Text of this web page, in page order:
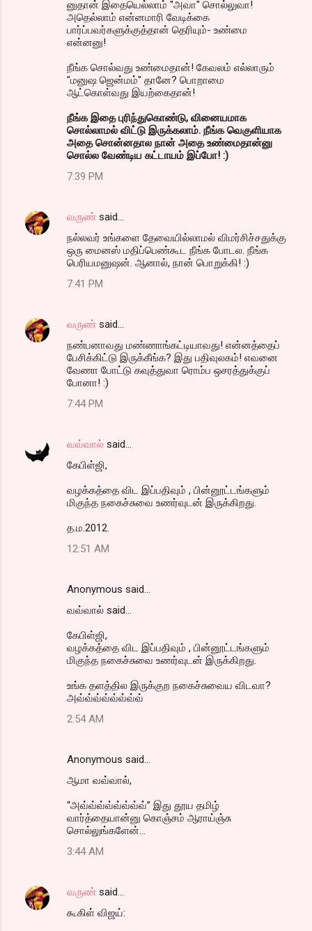
னுதான் இதையெல்லாம் "அவா" சொல்லுவா!
அதெல்லாம் என்னமாரி வேடிக்கை
பார்ப்பவர்களுக்குத்தான் தெரியும்- உண்மை
என்னனு!
நீங்க சொல்வது உண்மைதான்! கேவலம் எல்லாரும்
"மனுஷ ஜென்மம்" தானே? பொறாமை
ஆட்கொள்வது இயற்கைதான்!
நீங்க இதை புரிந்துகொண்டு, வினையமாக
சொல்லாமல் விட்டு இருக்கலாம். நீங்க வெகுளியாக
அதை சொன்னதால நான் அதை உண்மைதான்னு
சொல்ல வேண்டிய கட்டாயம் இப்போ! :)
7:39 PM
வருண் said…
நல்லவர் உங்களை தேவையில்லாமல் விமர்சிச்சதுக்கு
ஒரு மைனஸ் மதிப்பெண்கூட நீங்க போடல. நீங்க
பெரியமனுஷன். ஆனால், நான் பொறுக்கி! :)
7:41 PM
வருண் said…
நண்பனாவது மண்ணாங்கட்டியாவது! என்னத்தைப்
பேசிக்கிட்டு இருக்கீங்க? இது பதிவுலகம்! எவனை
வேணா போட்டு கவுத்துவா ரொம்ப ஒசரத்துக்குப்
போனா! :)
7:44 PM
வவ்வால் said…
கேபிள்ஜி,
வழக்கத்தை விட இப்பதிவும் , பின்னூட்டங்களும்
மிகுந்த நகைச்சுவை உணர்வுடன் இருக்கிறது.
த.ம.2012.
12:51 AM
Anonymous said…
வவ்வால் said...
கேபிள்ஜி,
வழக்கத்தை விட இப்பதிவும் , பின்னூட்டங்களும்
மிகுந்த நகைச்சுவை உணர்வுடன் இருக்கிறது.
உங்க தளத்தில இருக்குற நகைச்சுவைய விடவா?
அவ்வ்வ்வ்வ்வ்வ்வ்
2:54 AM
Anonymous said…
ஆமா வவ்வால்,
“அவ்வ்வ்வ்வ்வ்வ்வ்” இது தூய தமிழ்
வார்த்தையான்னு கொஞ்சம் ஆராய்ஞ்சு
சொல்லுங்களேன்...
3:44 AM
வருண் said…
கூகிள் விஜய்: